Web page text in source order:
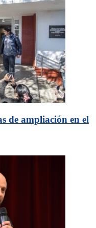
de ampliación en el